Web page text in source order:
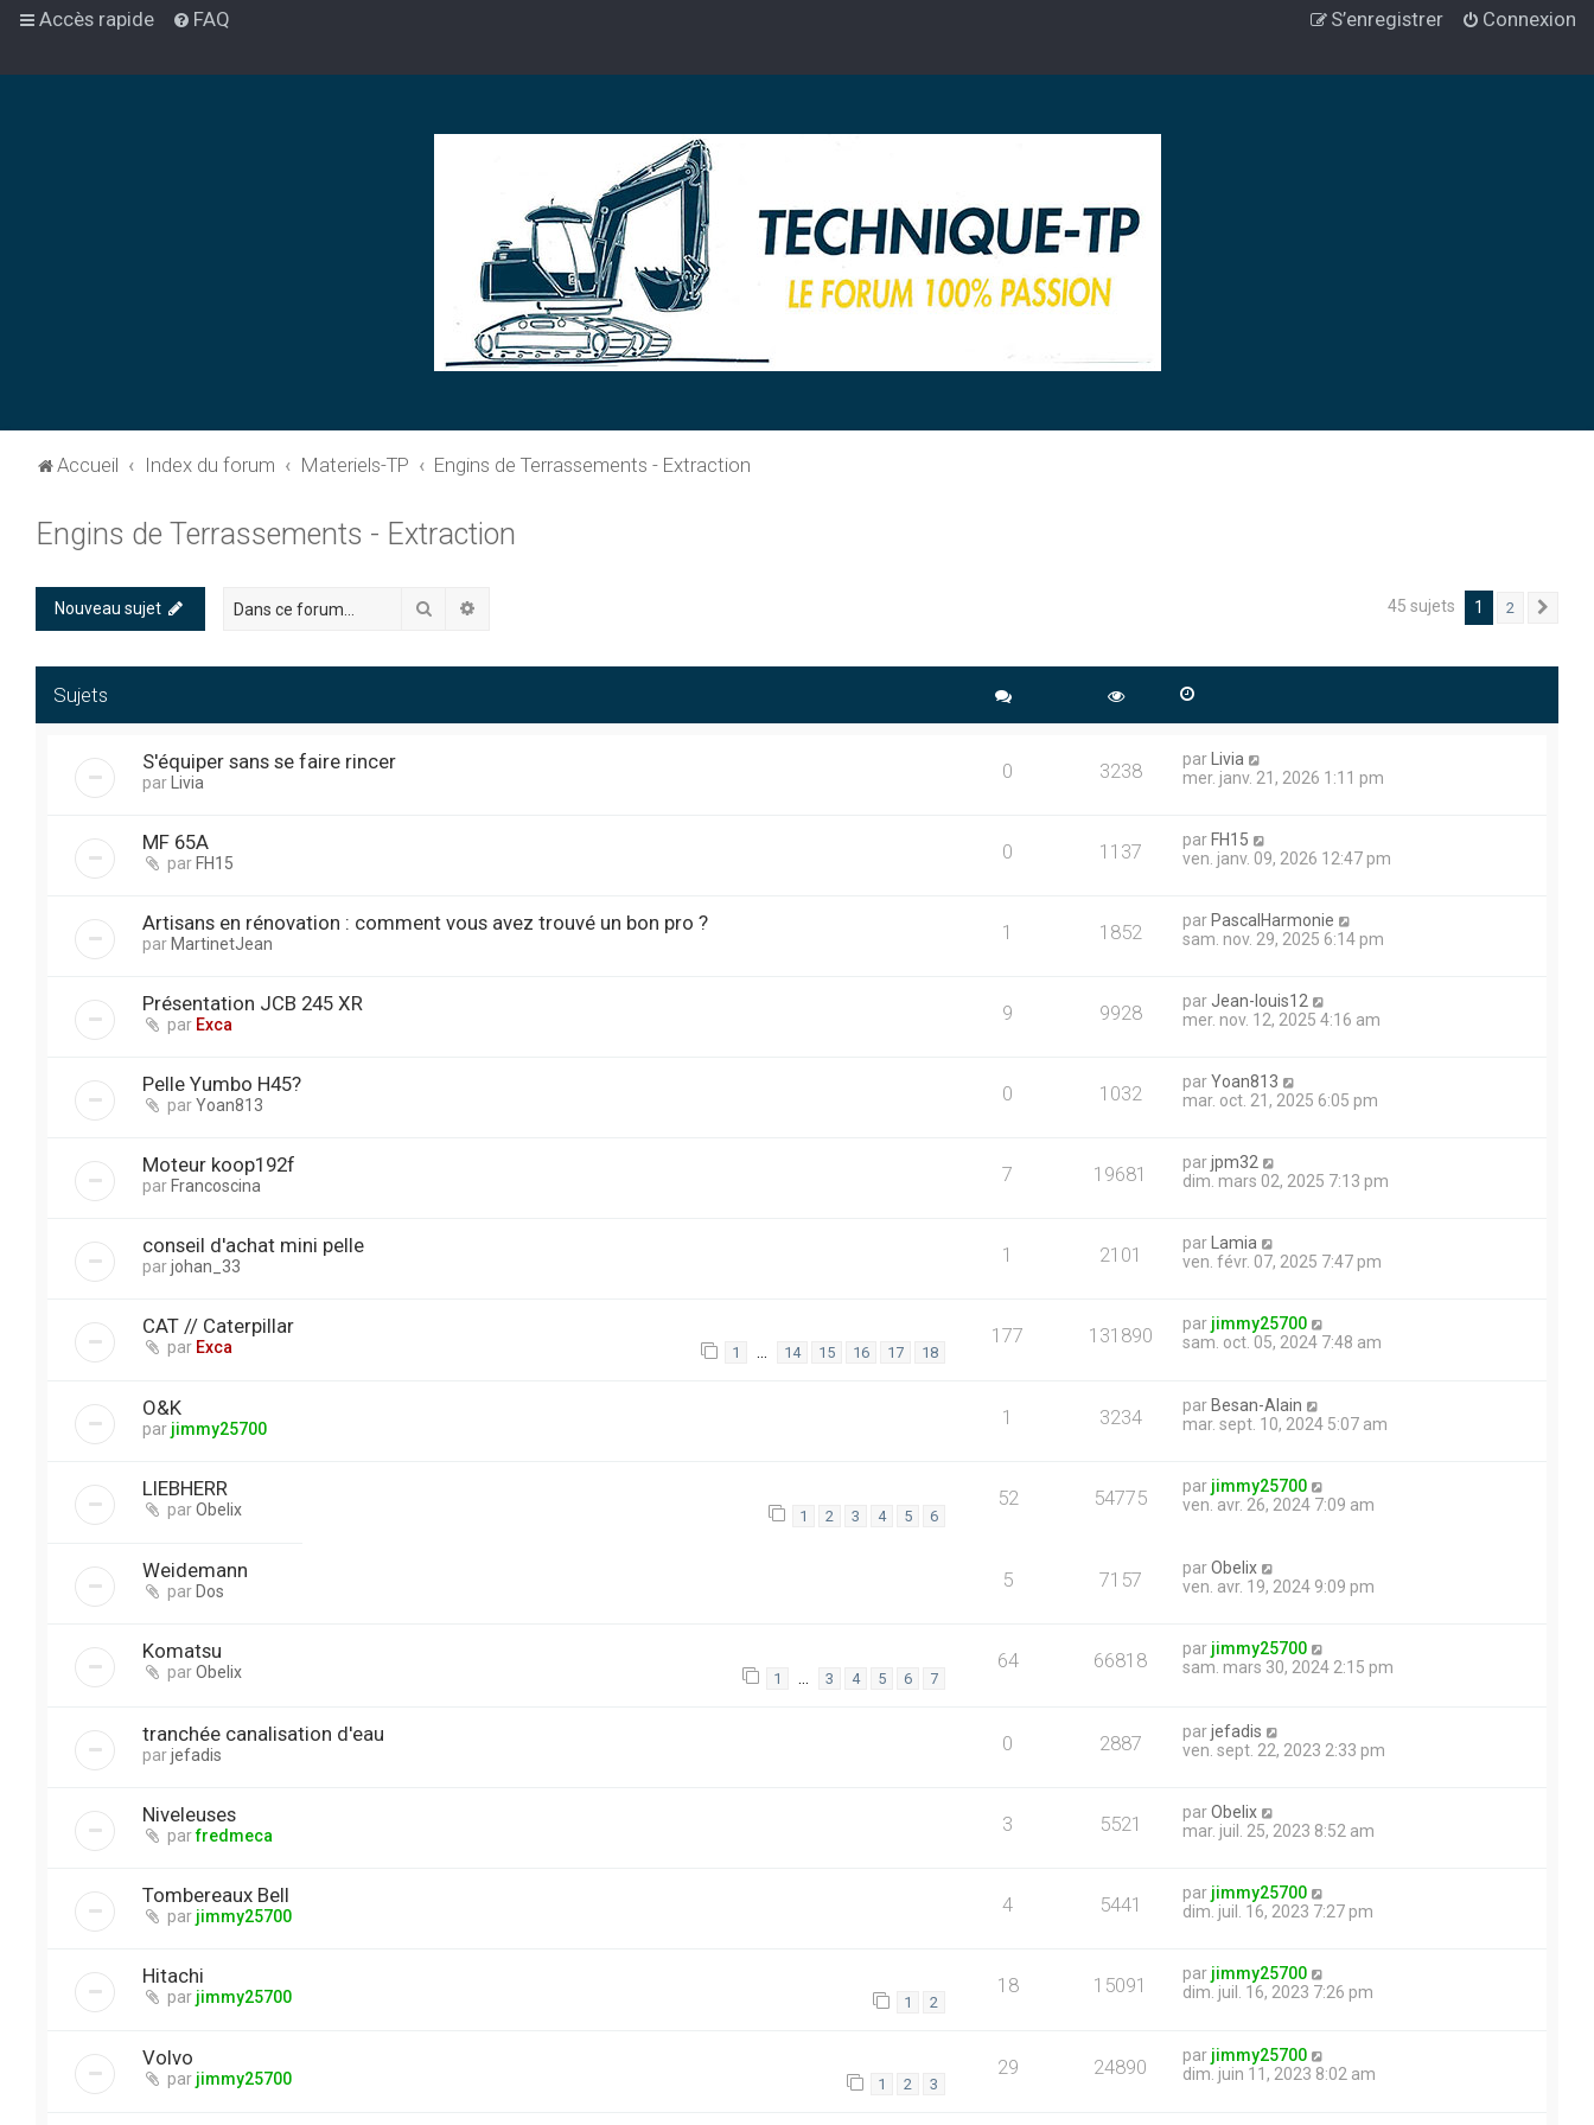
Accès rapide FAQ Connexion
S’enregistrer
Accueil Index du forum Materiels-TP Engins de Terrassements - Extraction
Engins de Terrassements - Extraction
Nouveau sujet Rechercher 45 sujets 1 2
Sujets
S'équiper sans se faire rincer
par Livia 0 3238 par
Livia
mer. janv. 21, 2026 1:11 pm
MF 65A
par FH15 0 1137 par FH15
ven. janv. 09, 2026 12:47 pm
Artisans en rénovation : comment vous avez trouvé un bon pro ?
par MartinetJean 1 1852 par PascalHarmonie
sam. nov. 29, 2025 6:14 pm
Présentation JCB 245 XR
par Exca 9 9928 par Jean-louis12
mer. nov. 12, 2025 4:16 am
Pelle Yumbo H45?
parYoan813 0 1032 parYoan813
mar. oct. 21, 2025 6:05 pm
Moteur koop192f
par Francoscina 7 19681 parjpm32
dim. mars 02, 2025 7:13 pm
conseil d'achat mini pelle
parjohan_33 1 2101 par
Lamia
ven. févr. 07, 2025 7:47 pm
CAT // Caterpillar
par Exca 1 … 14 15 16 17 18
177 131890 par jimmy25700
sam. oct. 05, 2024 7:48 am
O&K
par jimmy25700 1 3234 par Besan-Alain
mar. sept. 10, 2024 5:07 am
LIEBHERR
parObelix 1 2 3 4 5 6
52 54775 par jimmy25700
ven. avr. 26, 2024 7:09 am
Weidemann
par Dos 5 7157 parObelix
ven. avr. 19, 2024 9:09 pm
Komatsu
parObelix 1 3 4 5 6 7
64 66818 par jimmy25700
sam. mars 30, 2024 2:15 pm
tranchée canalisation d'eau
parjefadis 0 2887 parjefadis
ven. sept. 22, 2023 2:33 pm
Niveleuses
parfredmeca 3 5521 parObelix
mar. juil. 25, 2023 8:52 am
Tombereaux Bell
par jimmy25700 4 5441 par jimmy25700
dim. juil. 16, 2023 7:27 pm
Hitachi
par jimmy25700 1 2
18 15091 par jimmy25700
dim. juil. 16, 2023 7:26 pm
Volvo
par jimmy25700 1 2 3
29 24890 par jimmy25700
dim. juin 11, 2023 8:02 am